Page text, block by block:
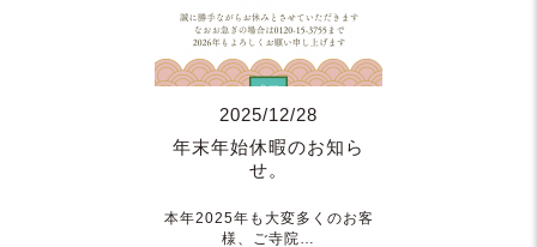
2025/12/28
年末年始休暇のお知ら
せ。
本年2025年も大変多くのお客
様、ご寺院…